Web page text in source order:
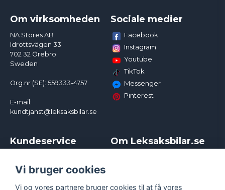
Om virksomheden
NA Stores AB
Idrottsvägen 33
702 32 Örebro
Sweden
Org.nr (SE): 559333-4757
E-mail:
kundtjanst@leksaksbilar.se
Sociale medier
Facebook
Instagram
Youtube
TikTok
Messenger
Pinterest
Kundeservice
Kampagner og rabatter
Reklamation
Om Leksaksbilar.se
Vi bruger cookies
Vi og vores partnere bruger cookies til at få vores